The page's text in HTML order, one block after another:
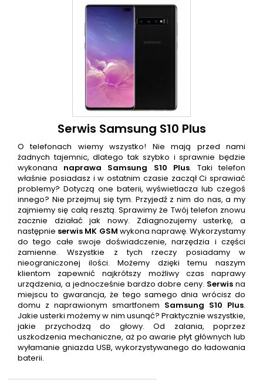
Serwis Samsung S10 Plus
O telefonach wiemy wszystko! Nie mają przed nami
żadnych tajemnic, dlatego tak szybko i sprawnie będzie
wykonana naprawa Samsung S10 Plus. Taki telefon
właśnie posiadasz i w ostatnim czasie zaczął Ci sprawiać
problemy? Dotyczą one baterii, wyświetlacza lub czegoś
innego? Nie przejmuj się tym. Przyjedź z nim do nas, a my
zajmiemy się całą resztą. Sprawimy że Twój telefon znowu
zacznie działać jak nowy. Zdiagnozujemy usterkę, a
następnie serwis MK GSM wykona naprawę. Wykorzystamy
do tego całe swoje doświadczenie, narzędzia i części
zamienne. Wszystkie z tych rzeczy posiadamy w
nieograniczonej ilości. Możemy dzięki temu naszym
klientom zapewnić najkrótszy możliwy czas naprawy
urządzenia, a jednocześnie bardzo dobre ceny. Serwis na
miejscu to gwarancja, że tego samego dnia wrócisz do
domu z naprawionym smartfonem Samsung S10 Plus.
Jakie usterki możemy w nim usunąć? Praktycznie wszystkie,
jakie przychodzą do głowy. Od zalania, poprzez
uszkodzenia mechaniczne, aż po awarie płyt głównych lub
wyłamanie gniazda USB, wykorzystywanego do ładowania
baterii.